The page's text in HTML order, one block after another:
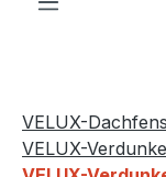
VELUX-
VELUX-